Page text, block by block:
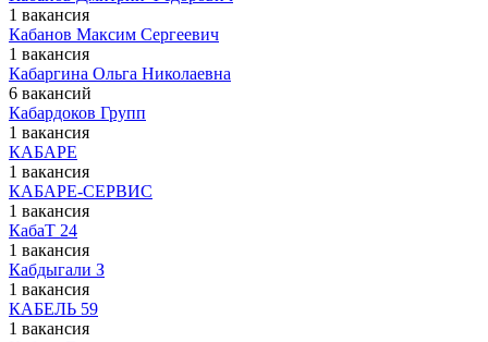
1 вакансия
Кабанов Максим Сергеевич
1 вакансия
Кабаргина Ольга Николаевна
6 вакансий
Кабардоков Групп
1 вакансия
КАБАРЕ
1 вакансия
КАБАРЕ-СЕРВИС
1 вакансия
КабаТ 24
1 вакансия
Кабдыгали З
1 вакансия
КАБЕЛЬ 59
1 вакансия